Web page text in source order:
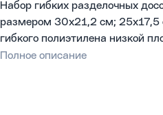
Набор гибких разделочных
размером 30x21,2 см; 25x17,5
гибкого полиэтилена низкой
комфортного высыпания
Полное описание